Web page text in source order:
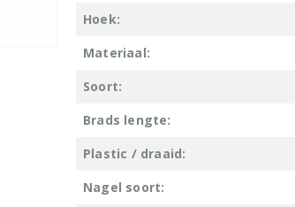
Hoek:
Materiaal:
Soort:
Brads lengte:
Plastic / draaid:
Nagel soort: